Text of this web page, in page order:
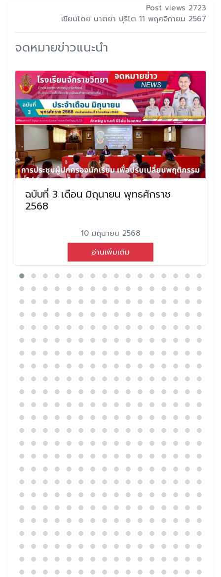
Post views 2723
เขียนโดย นาตยา ปุริโต 11 พฤศจิกายน 2567
จดหมายข่าวแนะนำ
ฉบับที่ 3 เดือน มิถุนายน พุทธศักราช
2568
10 มิถุนายน 2568
อ่านเพิ่มเติม